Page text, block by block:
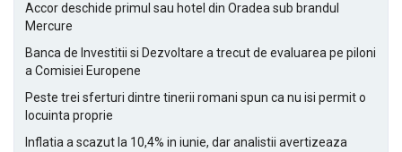
Accor deschide primul sau hotel din Oradea sub brandul
Mercure
Banca de Investitii si Dezvoltare a trecut de evaluarea pe piloni
a Comisiei Europene
Peste trei sferturi dintre tinerii romani spun ca nu isi permit o
locuinta proprie
Inflatia a scazut la 10,4% in iunie, dar analistii avertizeaza